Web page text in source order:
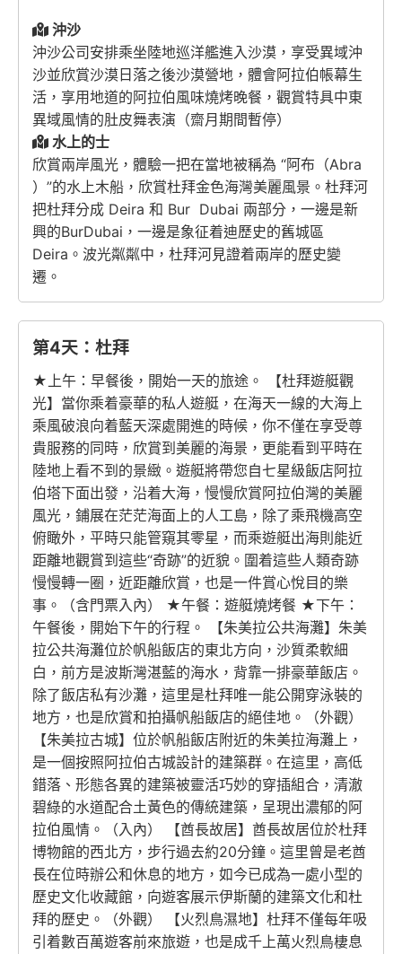
沖沙
沖沙公司安排乘坐陸地巡洋艦進入沙漠，享受異域沖
沙並欣賞沙漠日落之後沙漠營地，體會阿拉伯帳幕生
活，享用地道的阿拉伯風味燒烤晚餐，觀賞特具中東
異域風情的肚皮舞表演（齋月期間暫停）
水上的士
欣賞兩岸風光，體驗一把在當地被稱為 “阿布（Abra
）”的水上木船，欣賞杜拜金色海灣美麗風景。杜拜河
把杜拜分成 Deira 和 Bur Dubai 兩部分，一邊是新
興的BurDubai，一邊是象征着迪歷史的舊城區
Deira。波光粼粼中，杜拜河見證着兩岸的歷史變
遷。
第4天：杜拜
★上午：早餐後，開始一天的旅途。 【杜拜遊艇觀
光】當你乘着豪華的私人遊艇，在海天一線的大海上
乘風破浪向着藍天深處開進的時候，你不僅在享受尊
貴服務的同時，欣賞到美麗的海景，更能看到平時在
陸地上看不到的景緻。遊艇將帶您自七星級飯店阿拉
伯塔下面出發，沿着大海，慢慢欣賞阿拉伯灣的美麗
風光，鋪展在茫茫海面上的人工島，除了乘飛機高空
俯瞰外，平時只能管窺其零星，而乘遊艇出海則能近
距離地觀賞到這些“奇跡”的近貌。圍着這些人類奇跡
慢慢轉一圈，近距離欣賞，也是一件賞心悅目的樂
事。（含門票入內） ★午餐：遊艇燒烤餐 ★下午：
午餐後，開始下午的行程。 【朱美拉公共海灘】朱美
拉公共海灘位於帆船飯店的東北方向，沙質柔軟細
白，前方是波斯灣湛藍的海水，背靠一排豪華飯店。
除了飯店私有沙灘，這里是杜拜唯一能公開穿泳裝的
地方，也是欣賞和拍攝帆船飯店的絕佳地。（外觀）
【朱美拉古城】位於帆船飯店附近的朱美拉海灘上，
是一個按照阿拉伯古城設計的建築群。在這里，高低
錯落、形態各異的建築被靈活巧妙的穿插組合，清澈
碧綠的水道配合土黃色的傳統建築，呈現出濃郁的阿
拉伯風情。（入內） 【酋長故居】酋長故居位於杜拜
博物館的西北方，步行過去約20分鐘。這里曾是老酋
長在位時辦公和休息的地方，如今已成為一處小型的
歷史文化收藏館，向遊客展示伊斯蘭的建築文化和杜
拜的歷史。（外觀） 【火烈鳥濕地】杜拜不僅每年吸
引着數百萬遊客前來旅遊，也是成千上萬火烈鳥棲息